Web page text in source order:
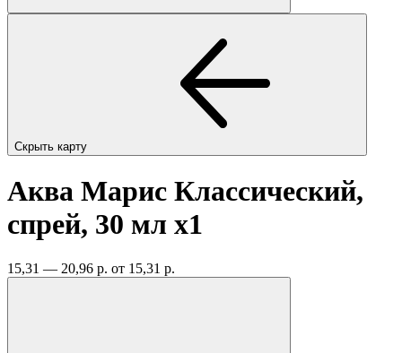
Скрыть карту
Аква Марис Классический,
спрей, 30 мл x1
15,31 — 20,96 р. от 15,31 р.